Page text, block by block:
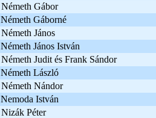
Németh Gábor
Németh Gáborné
Németh János
Németh János István
Németh Judit és Frank Sándor
Németh László
Németh Nándor
Nemoda István
Nizák Péter